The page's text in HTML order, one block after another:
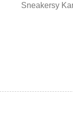
Sneakersy